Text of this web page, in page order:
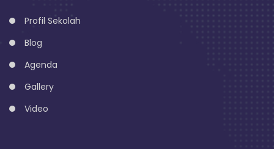
Profil Sekolah
Blog
Agenda
Gallery
Video